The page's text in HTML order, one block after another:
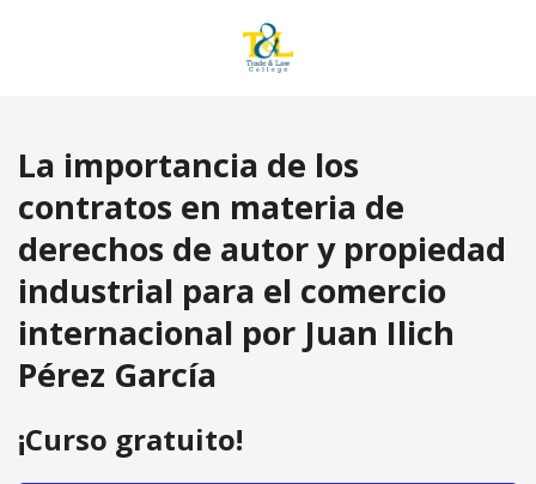
La importancia de los
contratos en materia de
derechos de autor y propiedad
industrial para el comercio
internacional por Juan Ilich
Pérez García
¡Curso gratuito!